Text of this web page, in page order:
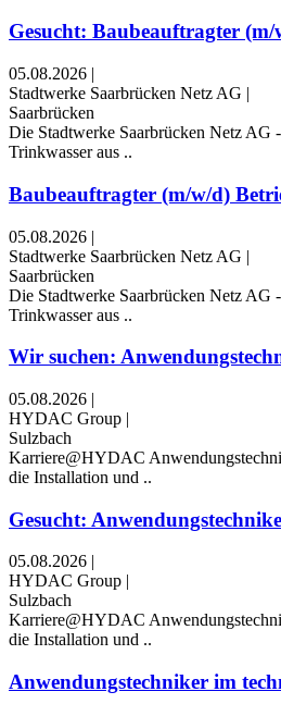
Gesucht: Baubeauftragter
05.08.2026 |
Stadtwerke Saarbrücken Netz AG |
Saarbrücken
Die Stadtwerke Saarbrücken Netz AG
Trinkwasser aus ..
Baubeauftragter (m/w/d)
05.08.2026 |
Stadtwerke Saarbrücken Netz AG |
Saarbrücken
Die Stadtwerke Saarbrücken Netz AG
Trinkwasser aus ..
Wir suchen:
05.08.2026 |
HYDAC Group |
Sulzbach
Karriere@HYDAC
die Installation und ..
Gesucht:
05.08.2026
HYDAC Group
Sulzbach
Karriere@HYDAC
die Installation und ..
Anwendungstechniker im